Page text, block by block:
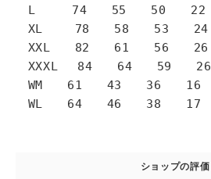
L 74 55 50 22
XL 78 58 53 24
XXL 82 61 56 26
XXXL 84 64 59 26
WM 61 43 36 16
WL 64 46 38 17
ショップの評価